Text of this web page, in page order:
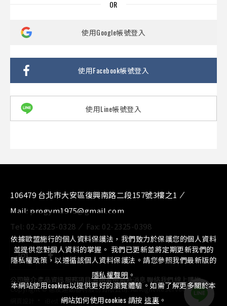
使用Google帳號登入
使用Facebook帳號登入
使用Line帳號登入
106479 台北市大安區復興南路二段157號3樓之1
Mail: progym1975@gmail.com
Tel: 02-2325-0328 Fax: 02-2325-0398
公司簡介產品資訊 服務項目⁄實績案例⁄最新消息 聯絡我們 線上購物
Copyright © 惠友運動器材股份有限公司. All Right Reserved.
依據歐盟施行的個人資料保護法，我們致力於保護您的個人資料
並提供您對個人資料的掌握。 我們已更新並將定期更新我們的
隱私權政策，以遵循該個人資料保護法。請您參照我們最新版的
隱私權聲明 。
本網站使用cookies以提供更好的瀏覽體驗。如需了解更多關於本
網站如何使用cookies 請按 這裏 。